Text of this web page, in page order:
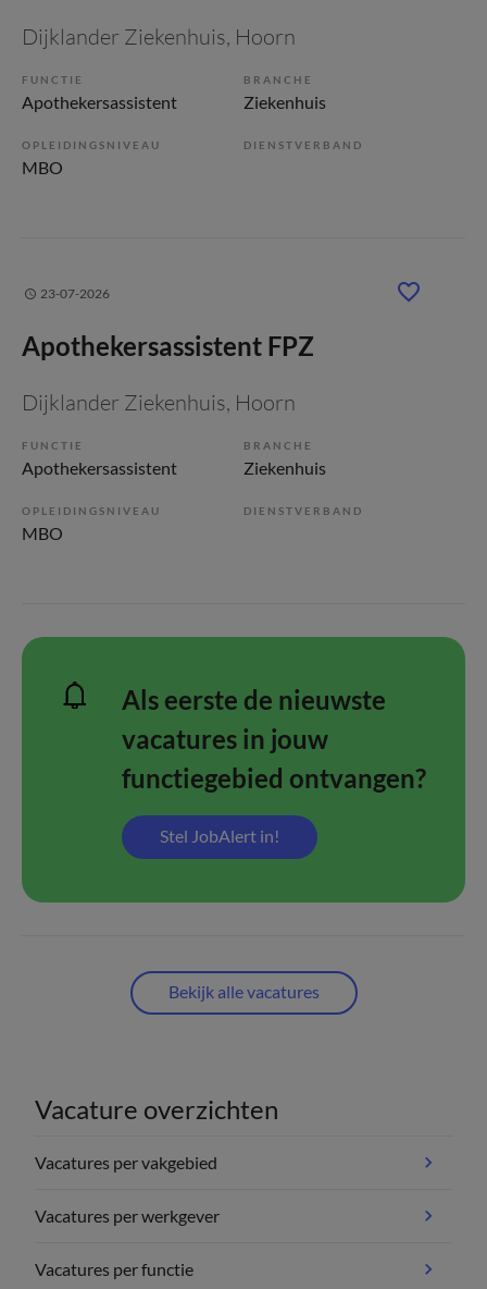
Dijklander Ziekenhuis, Hoorn
FUNCTIE
Apothekersassistent
BRANCHE
Ziekenhuis
OPLEIDINGSNIVEAU
MBO
DIENSTVERBAND
23-07-2026
Apothekersassistent FPZ
Dijklander Ziekenhuis, Hoorn
FUNCTIE
Apothekersassistent
BRANCHE
Ziekenhuis
OPLEIDINGSNIVEAU
MBO
DIENSTVERBAND
Als eerste de nieuwste
vacatures in jouw
functiegebied ontvangen?
Stel JobAlert in!
Bekijk alle vacatures
Vacature overzichten
Vacatures per vakgebied
Vacatures per werkgever
Vacatures per functie